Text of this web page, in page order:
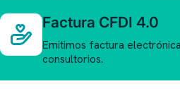
Factura CFDI 4.0
Emitimos factura
consultorios.